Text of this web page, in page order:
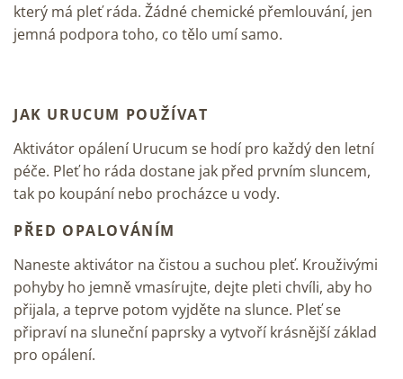
který má pleť ráda. Žádné chemické přemlouvání, jen
jemná podpora toho, co tělo umí samo.
JAK URUCUM POUŽÍVAT
Aktivátor opálení Urucum se hodí pro každý den letní
péče. Pleť ho ráda dostane jak před prvním sluncem,
tak po koupání nebo procházce u vody.
PŘED OPALOVÁNÍM
Naneste aktivátor na čistou a suchou pleť. Krouživými
pohyby ho jemně vmasírujte, dejte pleti chvíli, aby ho
přijala, a teprve potom vyjděte na slunce. Pleť se
připraví na sluneční paprsky a vytvoří krásnější základ
pro opálení.